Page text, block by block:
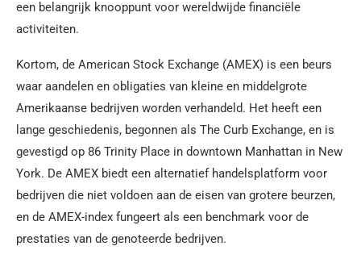
een belangrijk knooppunt voor wereldwijde financiële
activiteiten.
Kortom, de American Stock Exchange (AMEX) is een beurs
waar aandelen en obligaties van kleine en middelgrote
Amerikaanse bedrijven worden verhandeld. Het heeft een
lange geschiedenis, begonnen als The Curb Exchange, en is
gevestigd op 86 Trinity Place in downtown Manhattan in New
York. De AMEX biedt een alternatief handelsplatform voor
bedrijven die niet voldoen aan de eisen van grotere beurzen,
en de AMEX-index fungeert als een benchmark voor de
prestaties van de genoteerde bedrijven.